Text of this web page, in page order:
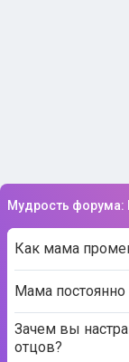
Мудрость форума:
Как мама
Мама постоянно
Зачем вы
отцов?